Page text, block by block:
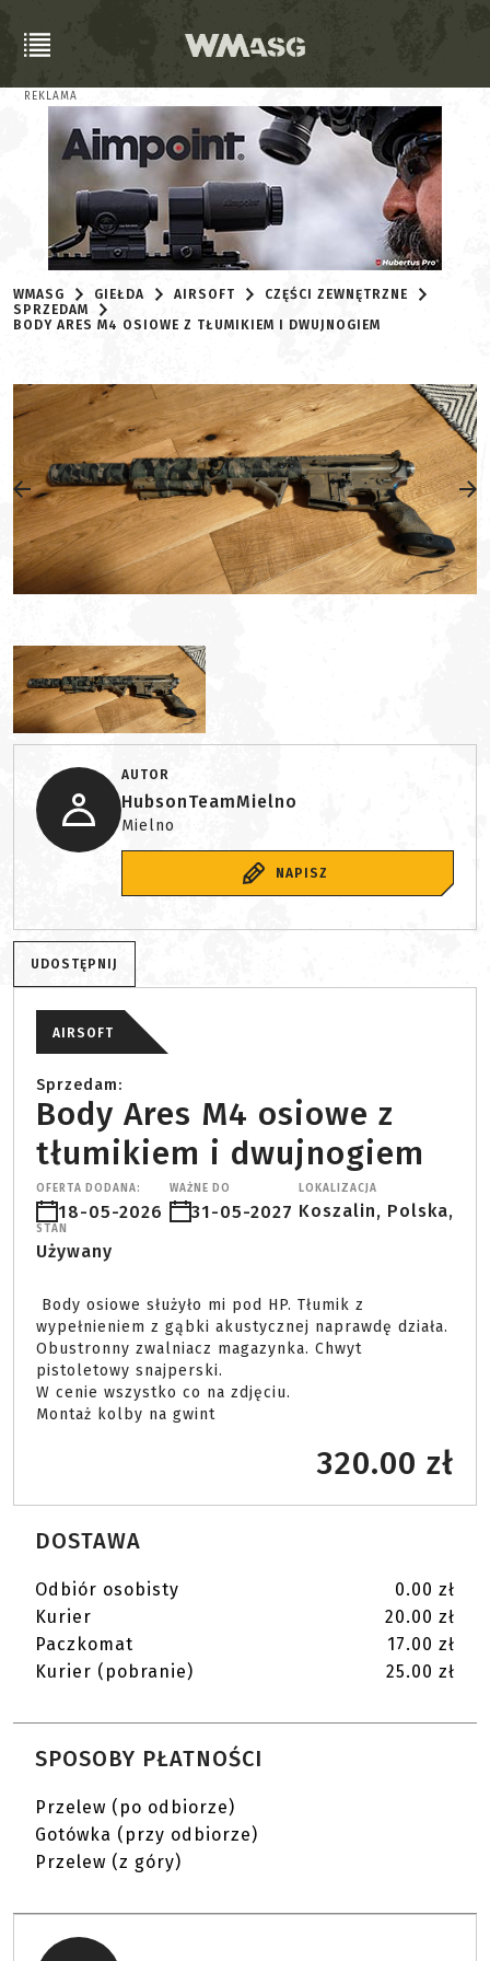
REKLAMA
WMASG GIEŁDA AIRSOFT
CZĘŚCI ZEWNĘTRZNE
SPRZEDAM
BODY ARES M4 OSIOWE Z TŁUMIKIEM I DWUJNOGIEM
AUTOR
HubsonTeamMielno
Mielno
NAPISZ
UDOSTĘPNIJ
AIRSOFT
Sprzedam:
Body Ares M4 osiowe z
tłumikiem i dwujnogiem
OFERTA DODANA:
18-05-2026
WAŻNE DO
31-05-2027
LOKALIZACJA
Koszalin, Polska,
STAN
Używany
wypełnieniem z gąbki akustycznej naprawdę działa.
Obustronny zwalniacz magazynka. Chwyt
pistoletowy snajperski.
W cenie wszystko co na zdjęciu.
Montaż kolby na gwint
320.00 zł
DOSTAWA
Odbiór osobisty
0.00 zł
Kurier
20.00 zł
Paczkomat
17.00 zł
Kurier (pobranie)
25.00 zł
SPOSOBY PŁATNOŚCI
Przelew (po odbiorze)
Gotówka (przy odbiorze)
Przelew (z góry)